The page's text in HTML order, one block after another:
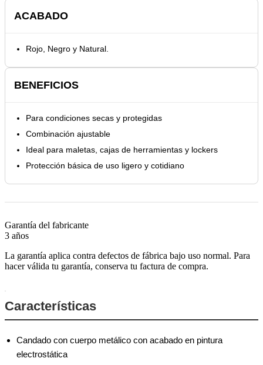
ACABADO
Rojo, Negro y Natural.
BENEFICIOS
Para condiciones secas y protegidas
Combinación ajustable
Ideal para maletas, cajas de herramientas y lockers
Protección básica de uso ligero y cotidiano
Garantía del fabricante
3 años
La garantía aplica contra defectos de fábrica bajo uso normal. Para
hacer válida tu garantía, conserva tu factura de compra.
Características
Candado con cuerpo metálico con acabado en pintura
electrostática